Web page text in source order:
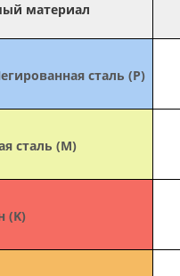
материал
сталь (P)
сталь (M)
(K)